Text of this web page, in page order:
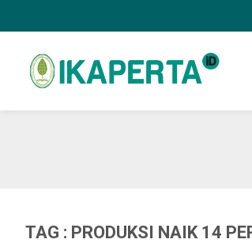
TAG : PRODUKSI NAIK 14